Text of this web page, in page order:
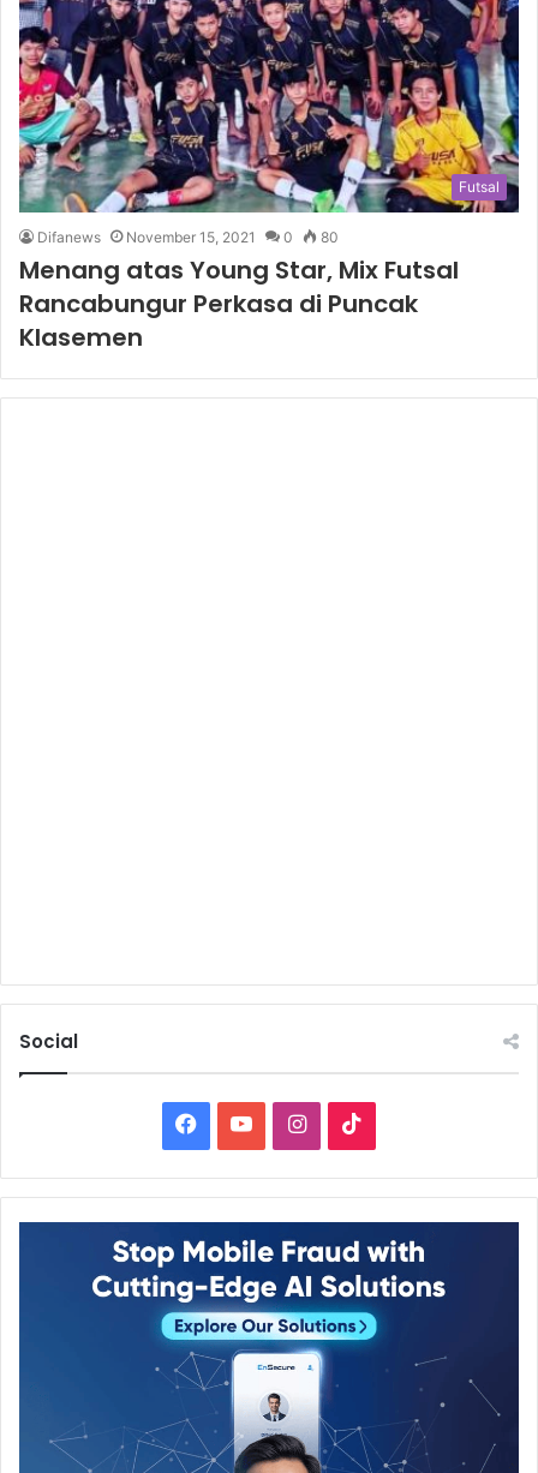
Futsal
Difanews November 15, 2021 0 80
Menang atas Young Star, Mix Futsal
Rancabungur Perkasa di Puncak
Klasemen
Social
Facebook
YouTubeInstagram